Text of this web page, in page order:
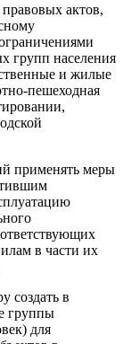
актов,
групп населения
и жилые
пешеходная
применять меры
в части их
создать в
группы
для